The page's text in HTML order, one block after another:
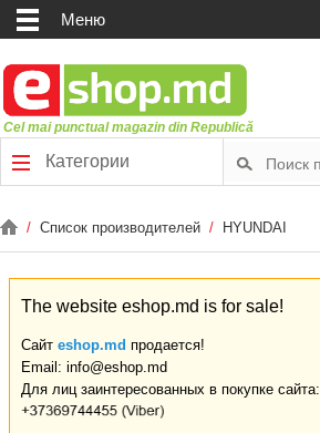
Меню
Cel mai punctual magazin din Republică
Категории
/ Список производителей / HYUNDAI
The website eshop.md is for sale!
Сайт eshop.md продается!
Email: info@eshop.md
Для лиц заинтересованных в покупке сайта: